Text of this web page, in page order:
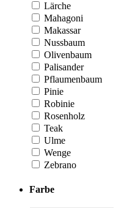
Lärche
Mahagoni
Makassar
Nussbaum
Olivenbaum
Palisander
Pflaumenbaum
Pinie
Robinie
Rosenholz
Teak
Ulme
Wenge
Zebrano
Farbe